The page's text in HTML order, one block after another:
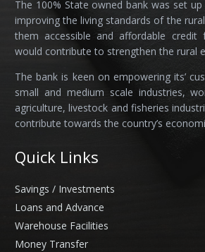
The 100% State owned bank was set
improving the living standards of the
them accessible and affordable
would contribute to strengthen the rural
The bank is keen on empowering its’
small and medium scale industries,
agriculture, livestock and fisheries
contribute towards the country’s
Quick Links
Savings / Investments
Loans and Advance
Warehouse Facilities
Money Transfer